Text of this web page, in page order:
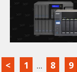
< 1 ... 8 9